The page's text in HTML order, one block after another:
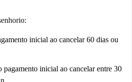
inicial ao cancelar 60 dias ou
pagamento inicial ao cancelar entre 30